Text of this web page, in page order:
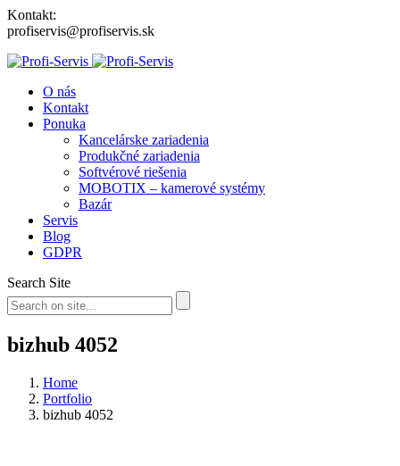
Kontakt:
profiservis@profiservis.sk
O nás
Kontakt
Ponuka
Kancelárske zariadenia
Produkčné zariadenia
Softvérové riešenia
MOBOTIX – kamerové systémy
Bazár
Servis
Blog
GDPR
Search Site
bizhub 4052
Home
Portfolio
bizhub 4052